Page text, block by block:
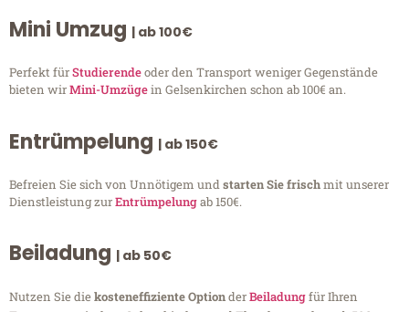
Mini Umzug | ab 100€
Perfekt fürStudierendeoder den Transport weniger Gegenstände
bieten wirMini-Umzügein Gelsenkirchen schon ab 100€ an.
Entrümpelung | ab 150€
Befreien Sie sich von Unnötigem undstarten Sie frischmit unserer
Dienstleistung zurEntrümpelungab 150€.
Beiladung | ab 50€
Nutzen Sie diekosteneffiziente OptionderBeiladungfür Ihren